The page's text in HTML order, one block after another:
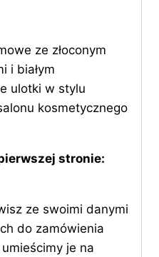
ze złoconym
i białym
ulotki w stylu
kosmetycznego
stronie:
ze swoimi danymi
do zamówienia
je na